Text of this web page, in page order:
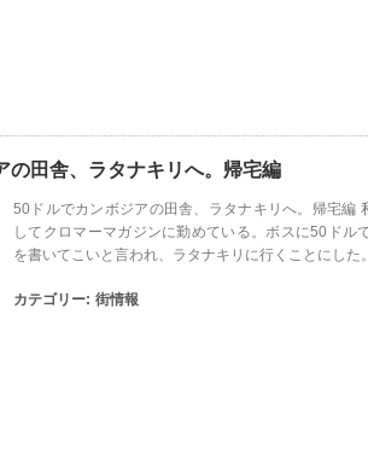
の田舎、ラタナキリへ。帰宅編
50ドルでカンボジアの田舎、ラタナキリへ。帰宅編
してクロマーマガジンに勤めている。ボスに50ドル
を書いてこいと言われ、ラタナキリに行くことにした
カテゴリー: 街情報